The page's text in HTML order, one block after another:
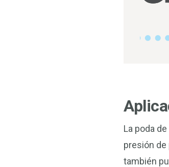
La poda
presión de
también